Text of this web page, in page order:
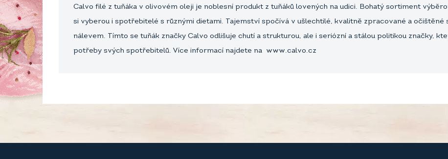
Calvo filé z tuňáka v olivovém oleji je noblesní produkt z tuňáků lovených na udici. Bohatý sortiment
si vyberou i spotřebitelé s různými dietami. Tajemství spočívá v ušlechtilé, kvalitně zpracované a očištěné
nálevem. Tímto se tuňák značky Calvo odlišuje chutí a strukturou, ale i seriózní a stálou politikou značky,
potřeby svých spotřebitelů. Více informací najdete na www.calvo.cz